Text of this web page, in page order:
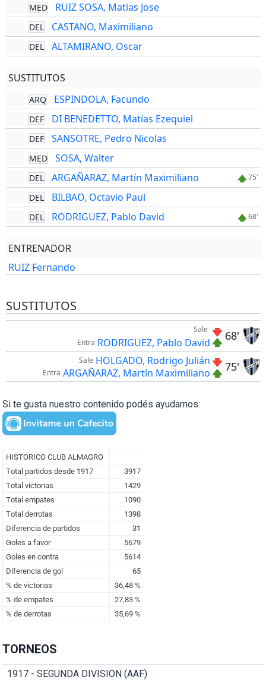
MED RUIZ SOSA, Matias Jose
DEL CASTANO, Maximiliano
DEL ALTAMIRANO, Oscar
SUSTITUTOS
ARQ ESPINDOLA, Facundo
DEF DI BENEDETTO, Matías Ezequiel
DEF SANSOTRE, Pedro Nicolas
MED SOSA, Walter
DEL ARGAÑARAZ, Martín Maximiliano 75'
DEL BILBAO, Octavio Paul
DEL RODRIGUEZ, Pablo David 68'
ENTRENADOR
RUIZ Fernando
SUSTITUTOS
68'
Sale
Entra RODRIGUEZ, Pablo David
75'
Sale HOLGADO, Rodrigo Julián
Entra ARGAÑARAZ, Martín Maximiliano
Si te gusta nuestro contenido podés ayudarnos:
TORNEOS
1917 - SEGUNDA DIVISION (AAF)